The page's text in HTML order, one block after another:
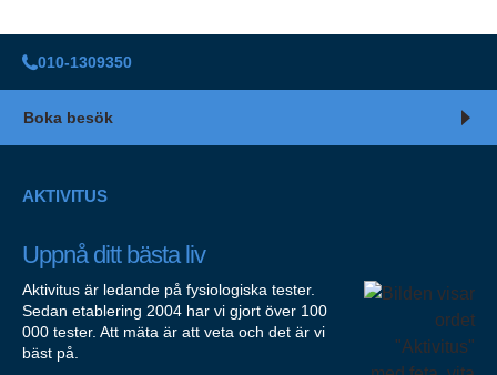
010-1309350
Boka besök
AKTIVITUS
Uppnå ditt bästa liv
Aktivitus är ledande på fysiologiska tester.
Sedan etablering 2004 har vi gjort över 100
000 tester. Att mäta är att veta och det är vi
bäst på.